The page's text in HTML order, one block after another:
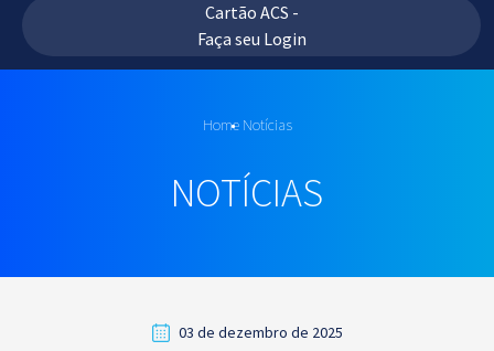
Cartão ACS -
Faça seu Login
Home Notícias
NOTÍCIAS
03 de dezembro de 2025